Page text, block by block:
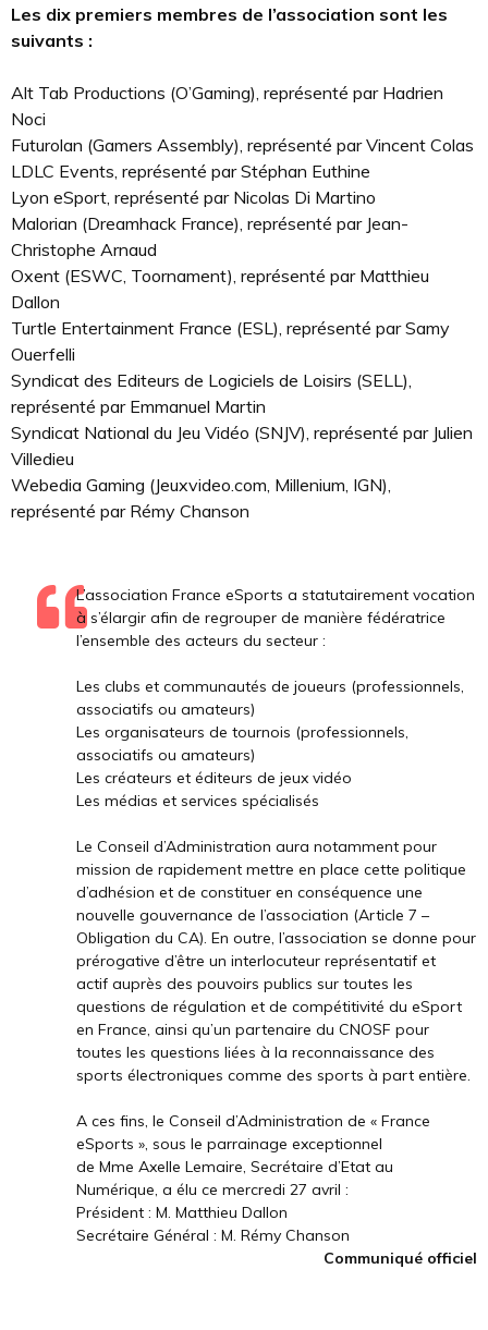
Les dix premiers membres de l’association sont les
suivants :
Alt Tab Productions (O’Gaming), représenté par Hadrien
Noci
Futurolan (Gamers Assembly), représenté par Vincent Colas
LDLC Events, représenté par Stéphan Euthine
Lyon eSport, représenté par Nicolas Di Martino
Malorian (Dreamhack France), représenté par Jean-
Christophe Arnaud
Oxent (ESWC, Toornament), représenté par Matthieu
Dallon
Turtle Entertainment France (ESL), représenté par Samy
Ouerfelli
Syndicat des Editeurs de Logiciels de Loisirs (SELL),
représenté par Emmanuel Martin
Syndicat National du Jeu Vidéo (SNJV), représenté par Julien
Villedieu
Webedia Gaming (Jeuxvideo.com, Millenium, IGN),
représenté par Rémy Chanson
L’association France eSports a statutairement vocation
à s’élargir afin de regrouper de manière fédératrice
l’ensemble des acteurs du secteur :
Les clubs et communautés de joueurs (professionnels,
associatifs ou amateurs)
Les organisateurs de tournois (professionnels,
associatifs ou amateurs)
Les créateurs et éditeurs de jeux vidéo
Les médias et services spécialisés
Le Conseil d’Administration aura notamment pour
mission de rapidement mettre en place cette politique
d’adhésion et de constituer en conséquence une
nouvelle gouvernance de l’association (Article 7 –
Obligation du CA). En outre, l’association se donne pour
prérogative d’être un interlocuteur représentatif et
actif auprès des pouvoirs publics sur toutes les
questions de régulation et de compétitivité du eSport
en France, ainsi qu’un partenaire du CNOSF pour
toutes les questions liées à la reconnaissance des
sports électroniques comme des sports à part entière.
A ces fins, le Conseil d’Administration de « France
eSports », sous le parrainage exceptionnel
de Mme Axelle Lemaire, Secrétaire d’Etat au
Numérique, a élu ce mercredi 27 avril :
Président : M. Matthieu Dallon
Secrétaire Général : M. Rémy Chanson
Communiqué officiel